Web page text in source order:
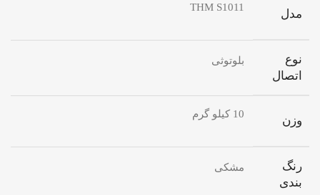
مدل THM S1011
نوع
اتصال
بلوتوثی
وزن 10 کیلو گرم
رنگ
بندی
مشکی